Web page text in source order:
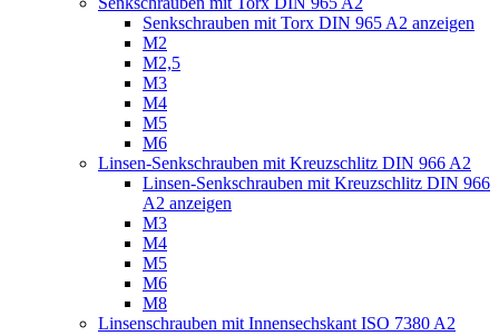
Senkschrauben mit Torx DIN 965 A2 anzeigen
M2
M2,5
M3
M4
M5
M6
Linsen-Senkschrauben mit Kreuzschlitz DIN 966 A2
Linsen-Senkschrauben mit Kreuzschlitz DIN 966
A2 anzeigen
M3
M4
M5
M6
M8
Linsenschrauben mit Innensechskant ISO 7380 A2